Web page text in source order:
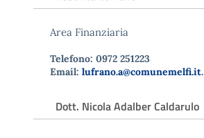
Area Finanziaria
Telefono: 0972 251223
Email: lufrano.a@comunemelfi.it.
Dott. Nicola Adalber Caldarulo